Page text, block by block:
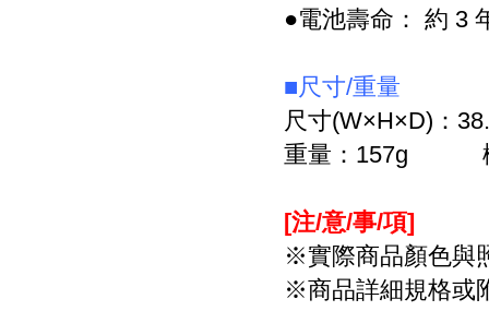
●電池壽命： 約 3
■尺寸/重量
尺寸(W×H×D)：
重量：157g 機
[注/意/事/項]
※實際商品顏色與
※商品詳細規格或